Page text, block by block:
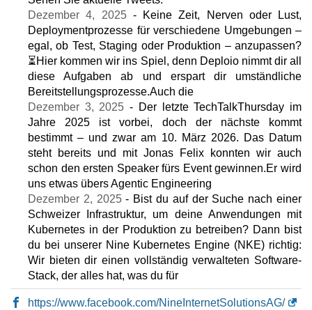
CHF
393,00 /Mo. ohne 8.1% MwSt
1875 GBSSD
ungemessen
Mai 2026
32 GB / 0
🔧 VPS - 💻 Linux
Root CloudVM nine-small-1
Eigenschaften*
CHF20,70 /Mo.ohne 8.1% MwSt
10 GB
ungemessen
Mai 2026
2 GB / 0
Root CloudVM nine-standard-1
Eigenschaften*
CHF31,70/Mo.ohne 8.1% MwSt
10 GB
ungemessen
Mai 2026
4 GB / 0
Dezember 4, 2025- Keine Zeit, Nerven oder Lust,
Deploymentprozesse für verschiedene Umgebungen –
egal, ob Test, Staging oder Produktion – anzupassen?
⏳Hier kommen wir ins Spiel, denn Deploio nimmt dir all
diese Aufgaben ab und erspart dir umständliche
Bereitstellungsprozesse.Auch die
Dezember 3, 2025 - Der letzte TechTalkThursday im
Jahre 2025 ist vorbei, doch der nächste kommt
bestimmt – und zwar am 10. März 2026. Das Datum
steht bereits und mit Jonas Felix konnten wir auch
schon den ersten Speaker fürs Event gewinnen.Er wird
uns etwas übers Agentic Engineering
Dezember 2, 2025- Bist du auf der Suche nach einer
Schweizer Infrastruktur, um deine Anwendungen mit
Kubernetes in der Produktion zu betreiben? Dann bist
du bei unserer Nine Kubernetes Engine (NKE) richtig:
Wir bieten dir einen vollständig verwalteten Software-
Stack, der alles hat, was du für
https://www.facebook.com/NineInternetSolutionsAG/